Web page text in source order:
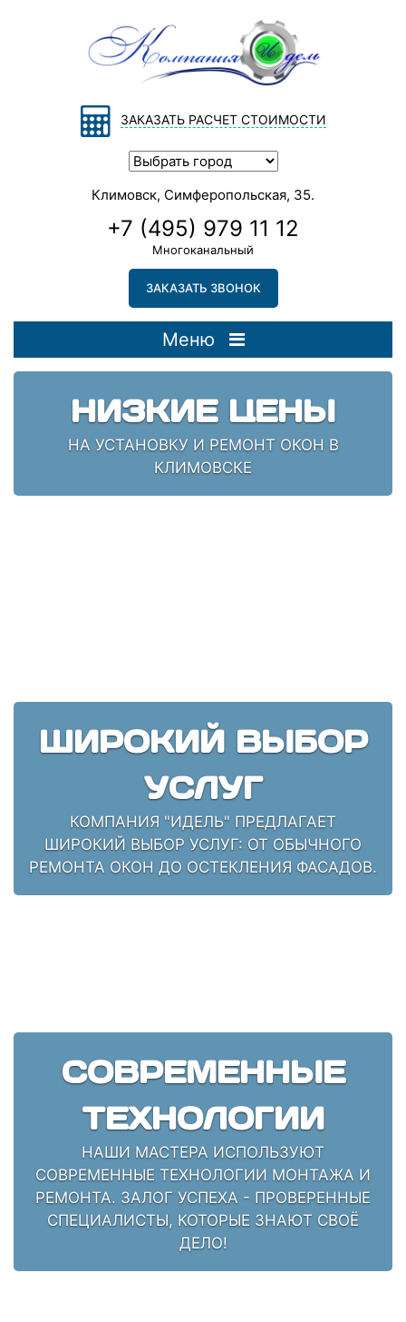
ЗАКАЗАТЬ РАСЧЕТ СТОИМОСТИ
Климовск, Симферопольская, 35.
+7 (495) 979 11 12
Многоканальный
ЗАКАЗАТЬ ЗВОНОК
Меню
НИЗКИЕ ЦЕНЫ
НА УСТАНОВКУ И РЕМОНТ ОКОН В
КЛИМОВСКЕ
ШИРОКИЙ ВЫБОР
УСЛУГ
КОМПАНИЯ "ИДЕЛЬ" ПРЕДЛАГАЕТ
ШИРОКИЙ ВЫБОР УСЛУГ: ОТ ОБЫЧНОГО
РЕМОНТА ОКОН ДО ОСТЕКЛЕНИЯ ФАСАДОВ.
СОВРЕМЕННЫЕ
ТЕХНОЛОГИИ
НАШИ МАСТЕРА ИСПОЛЬЗУЮТ
СОВРЕМЕННЫЕ ТЕХНОЛОГИИ МОНТАЖА И
РЕМОНТА. ЗАЛОГ УСПЕХА - ПРОВЕРЕННЫЕ
СПЕЦИАЛИСТЫ, КОТОРЫЕ ЗНАЮТ СВОЁ
ДЕЛО!